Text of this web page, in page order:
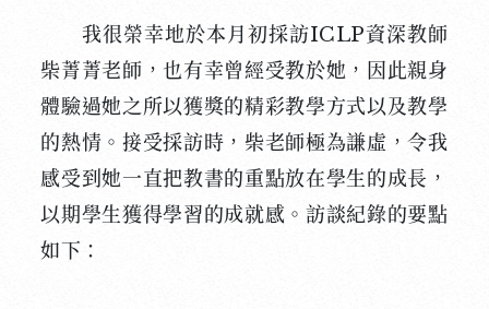
我很榮幸地於本月初採訪ICLP資深教師
柴菁菁老師，也有幸曾經受教於她，因此親身
體驗過她之所以獲獎的精彩教學方式以及教學
的熱情。接受採訪時，柴老師極為謙虛，令我
感受到她一直把教書的重點放在學生的成長，
以期學生獲得學習的成就感。訪談紀錄的要點
如下：